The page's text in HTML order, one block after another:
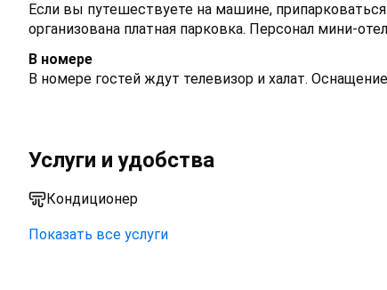
Если вы путешествуете на машине,
организована платная парковка. Персонал мини-
В номере
В номере гостей ждут телевизор и халат.
Услуги и удобства
Кондиционер
Показать все услуги